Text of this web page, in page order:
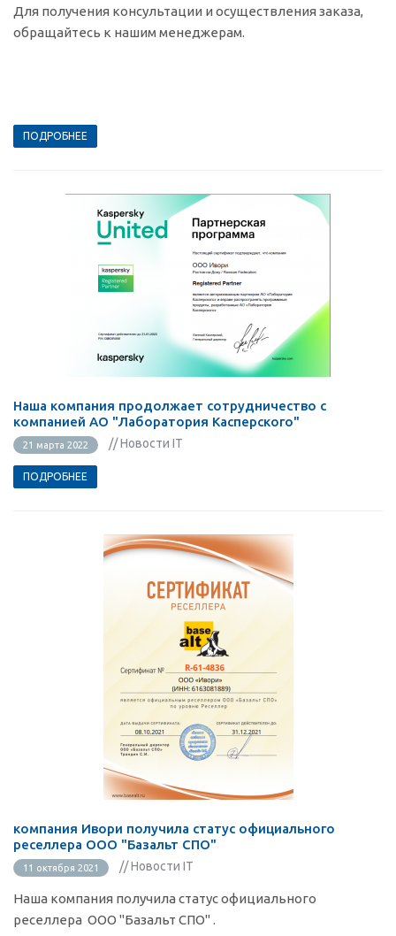
Для получения консультации и осуществления заказа,
обращайтесь к нашим менеджерам.
ПОДРОБНЕЕ
Наша компания продолжает сотрудничество с
компанией АО "Лаборатория Касперского"
21 марта 2022 // Новости IT
ПОДРОБНЕЕ
компания Ивори получила статус официального
реселлера ООО "Базальт СПО"
11 октября 2021 // Новости IT
Наша компания получила статус официального
реселлера ООО "Базальт СПО" .